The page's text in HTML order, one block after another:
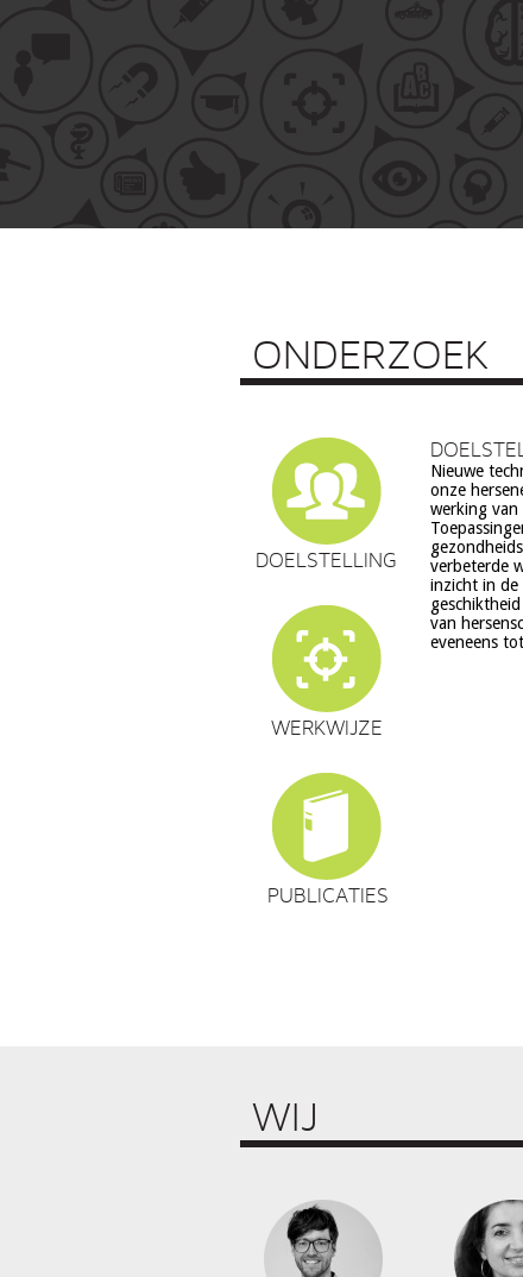
ONDERZOEK
DOELSTELLING
WERKWIJZE
PUBLICATIES
Nieuwe
onze
werking van
verbeterde
inzicht in de
van
eveneens
echter ook
ethiek
en waarden
een aantal
zorg. Het
WIJ